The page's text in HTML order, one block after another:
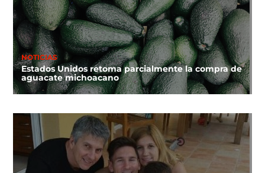
NOTICIAS
Estados Unidos retoma parcialmente la compra de
aguacate michoacano